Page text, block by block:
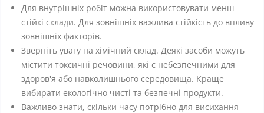
Для внутрішніх робіт можна використовувати менш
стійкі склади. Для зовнішніх важлива стійкість до впливу
зовнішніх факторів.
Зверніть увагу на хімічний склад. Деякі засоби можуть
містити токсичні речовини, які є небезпечними для
здоров'я або навколишнього середовища. Краще
вибирати екологічно чисті та безпечні продукти.
Важливо знати, скільки часу потрібно для висихання